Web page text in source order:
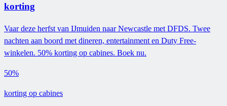
korting
Vaar deze herfst van IJmuiden naar Newcastle met DFDS. Twee
nachten aan boord met dineren, entertainment en Duty Free-
winkelen. 50% korting op cabines. Boek nu.
50%
korting op cabines